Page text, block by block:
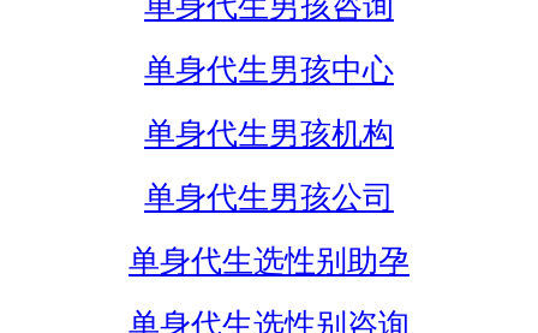
单身代生男孩中心
单身代生男孩机构
单身代生男孩公司
单身代生选性别助孕
单身代生选性别咨询